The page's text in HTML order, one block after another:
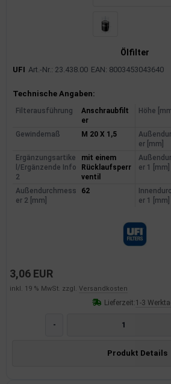
Ölfilter
UFI Art.-Nr.: 23.438.00 EAN: 8003453043640
Produktinformationen
Technische Angaben:
Filterausführung
Anschraubfilt
er
Höhe
Gewindemaß M 20 X 1,5
er [mm]
Ergänzungsartike
l/Ergänzende Info
2
mit einem
Rücklaufsperr
ventil
er 1 [mm]
Außendurchmess
er 2 [mm]
62
er 1 [mm]
3,06 EUR
inkl. 19 % MwSt. zzgl. Versandkosten
Lieferzeit:1-3
-
Produkt Details